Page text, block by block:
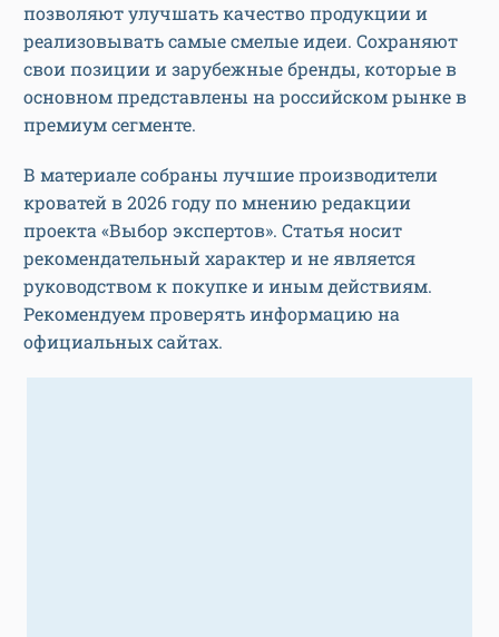
позволяют улучшать качество продукции и
реализовывать самые смелые идеи. Сохраняют
свои позиции и зарубежные бренды, которые в
основном представлены на российском рынке в
премиум сегменте.
В материале собраны лучшие производители
кроватей в 2026 году по мнению редакции
проекта «Выбор экспертов». Статья носит
рекомендательный характер и не является
руководством к покупке и иным действиям.
Рекомендуем проверять информацию на
официальных сайтах.